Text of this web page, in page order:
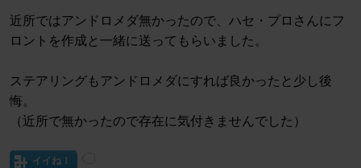
近所ではアンドロメダ無かったので、ハセ・プロさんにフ
ロントを作成と一緒に送ってもらいました。
ステアリングもアンドロメダにすれば良かったと少し後
悔。
（近所で無かったので存在に気付きませんでした）
イイね！